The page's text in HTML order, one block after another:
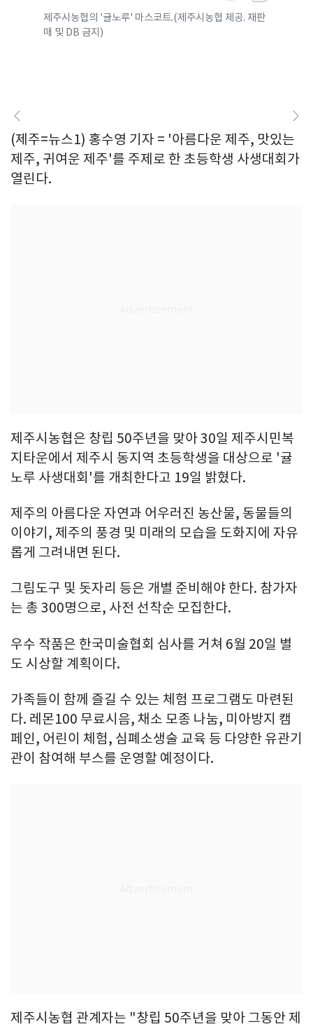
제주시농협의 '귤노루' 마스코트.(제주시농협 제공. 재판
매 및 DB 금지)
(제주=뉴스1) 홍수영 기자 = '아름다운 제주, 맛있는
제주, 귀여운 제주'를 주제로 한 초등학생 사생대회가
열린다.
제주시농협은 창립 50주년을 맞아 30일 제주시민복
지타운에서 제주시 동지역 초등학생을 대상으로 '귤
노루 사생대회'를 개최한다고 19일 밝혔다.
제주의 아름다운 자연과 어우러진 농산물, 동물들의
이야기, 제주의 풍경 및 미래의 모습을 도화지에 자유
롭게 그려내면 된다.
그림도구 및 돗자리 등은 개별 준비해야 한다. 참가자
는 총 300명으로, 사전 선착순 모집한다.
우수 작품은 한국미술협회 심사를 거쳐 6월 20일 별
도 시상할 계획이다.
가족들이 함께 즐길 수 있는 체험 프로그램도 마련된
다. 레몬100 무료시음, 채소 모종 나눔, 미아방지 캠
페인, 어린이 체험, 심폐소생술 교육 등 다양한 유관기
관이 참여해 부스를 운영할 예정이다.
제주시농협 관계자는 "창립 50주년을 맞아 그동안 제